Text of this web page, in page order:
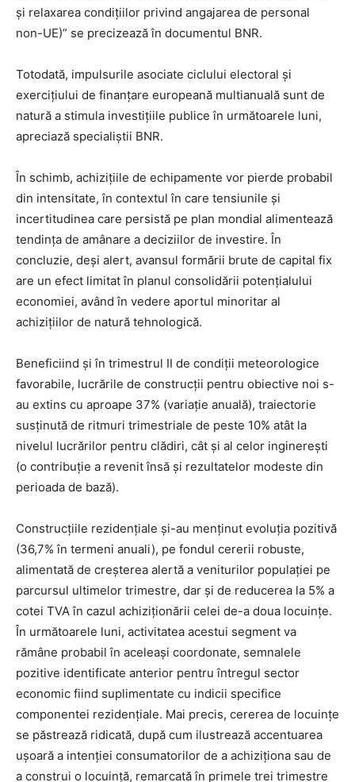
și relaxarea condițiilor privind angajarea de personal
non-UE)” se precizează în documentul BNR.
Totodată, impulsurile asociate ciclului electoral și
exercițiului de finanțare europeană multianuală sunt de
natură a stimula investițiile publice în următoarele luni,
apreciază specialiștii BNR.
În schimb, achizițiile de echipamente vor pierde probabil
din intensitate, în contextul în care tensiunile și
incertitudinea care persistă pe plan mondial alimentează
tendința de amânare a deciziilor de investire. În
concluzie, deși alert, avansul formării brute de capital fix
are un efect limitat în planul consolidării potențialului
economiei, având în vedere aportul minoritar al
achizițiilor de natură tehnologică.
Beneficiind și în trimestrul II de condiții meteorologice
favorabile, lucrările de construcții pentru obiective noi s-
au extins cu aproape 37% (variație anuală), traiectorie
susținută de ritmuri trimestriale de peste 10% atât la
nivelul lucrărilor pentru clădiri, cât și al celor inginerești
(o contribuție a revenit însă și rezultatelor modeste din
perioada de bază).
Construcțiile rezidențiale și-au menținut evoluția pozitivă
(36,7% în termeni anuali), pe fondul cererii robuste,
alimentată de creșterea alertă a veniturilor populației pe
parcursul ultimelor trimestre, dar și de reducerea la 5% a
cotei TVA în cazul achiziționării celei de-a doua locuințe.
În următoarele luni, activitatea acestui segment va
rămâne probabil în aceleași coordonate, semnalele
pozitive identificate anterior pentru întregul sector
economic fiind suplimentate cu indicii specifice
componentei rezidențiale. Mai precis, cererea de locuințe
se păstrează ridicată, după cum ilustrează accentuarea
ușoară a intenției consumatorilor de a achiziționa sau de
a construi o locuință, remarcată în primele trei trimestre